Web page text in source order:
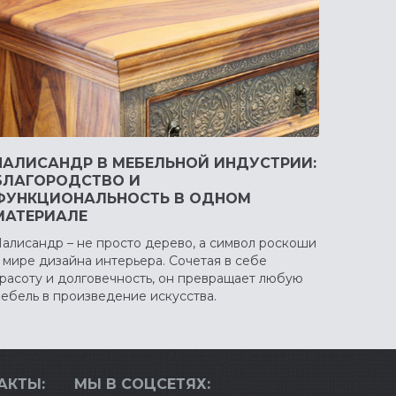
В МЕБЕЛЬНОЙ ИНДУСТРИИ:
И
В ОДНОМ
– не просто дерево, а символ роскоши
мире дизайна интерьера. Сочетая в себе
и долговечность, он превращает любую
в произведение искусства.
МЫ В СОЦСЕТЯХ: